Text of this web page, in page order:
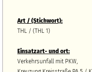
Art / (Stichwort):
THL / (THL 1)
Einsatzart- und ort:
Verkehrsunfall mit PKW,